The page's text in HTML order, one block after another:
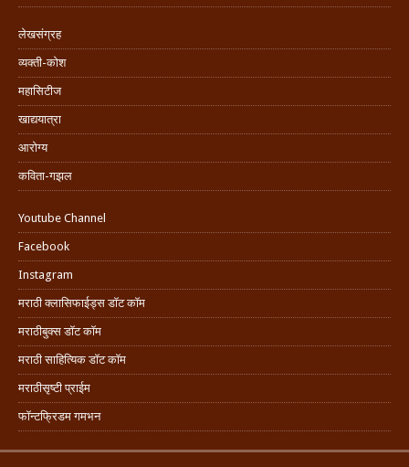
लेखसंग्रह
व्यक्ती-कोश
महासिटीज
खाद्ययात्रा
आरोग्य
कविता-गझल
Youtube Channel
Facebook
Instagram
मराठी क्लासिफाईड्स डॉट कॉम
मराठीबुक्स डॉट कॉम
मराठी साहित्यिक डॉट कॉम
मराठीसृष्टी प्राईम
फॉन्टफ्रिडम गमभन